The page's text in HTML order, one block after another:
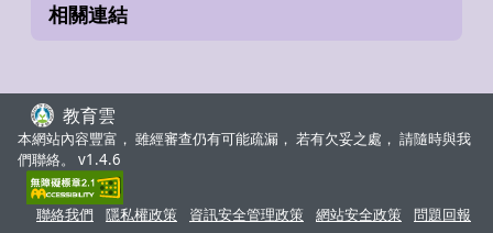
相關連結
教育雲
本網站內容豐富， 雖經審查仍有可能疏漏， 若有欠妥之處， 請隨時與我
們聯絡。 v1.4.6
聯絡我們 隱私權政策 資訊安全管理政策 網站安全政策 問題回報